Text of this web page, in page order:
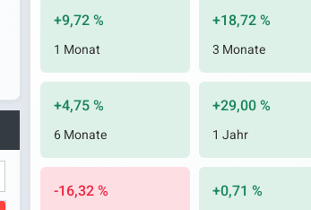
+9,72 %
1 Monat
+18,72 %
3 Monate
+4,75 %
6 Monate
+29,00 %
1 Jahr
-16,32 % +0,71 %